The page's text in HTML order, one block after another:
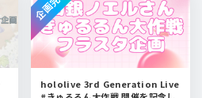
hololive 3rd Generation Live